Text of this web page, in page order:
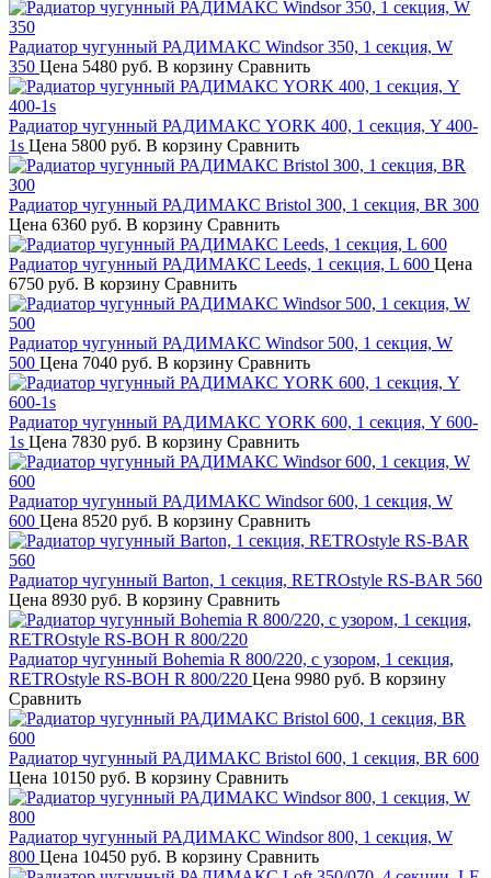
Радиатор чугунный РАДИМАКС Windsor 350, 1 секция, W
350 Цена 5480 руб. В корзину Сравнить
Радиатор чугунный РАДИМАКС YORK 400, 1 секция, Y 400-
1s Цена 5800 руб. В корзину Сравнить
Радиатор чугунный РАДИМАКС Bristol 300, 1 секция, BR 300
Цена 6360 руб. В корзину Сравнить
Радиатор чугунный РАДИМАКС Leeds, 1 секция, L 600 Цена
6750 руб. В корзину Сравнить
Радиатор чугунный РАДИМАКС Windsor 500, 1 секция, W
500 Цена 7040 руб. В корзину Сравнить
Радиатор чугунный РАДИМАКС YORK 600, 1 секция, Y 600-
1s Цена 7830 руб. В корзину Сравнить
Радиатор чугунный РАДИМАКС Windsor 600, 1 секция, W
600 Цена 8520 руб. В корзину Сравнить
Радиатор чугунный Barton, 1 секция, RETROstyle RS-BAR 560
Цена 8930 руб. В корзину Сравнить
Радиатор чугунный Bohemia R 800/220, c узором, 1 секция,
RETROstyle RS-BOH R 800/220 Цена 9980 руб. В корзину
Сравнить
Радиатор чугунный РАДИМАКС Bristol 600, 1 секция, BR 600
Цена 10150 руб. В корзину Сравнить
Радиатор чугунный РАДИМАКС Windsor 800, 1 секция, W
800 Цена 10450 руб. В корзину Сравнить